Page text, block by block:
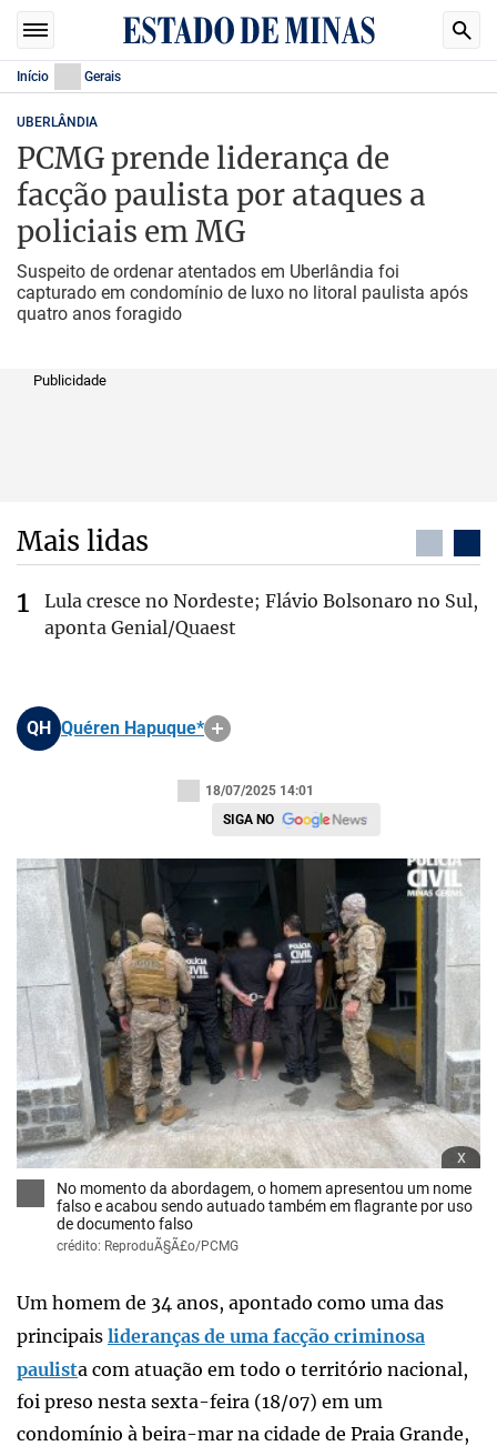
Início Gerais
UBERLÂNDIA
PCMG prende liderança de
facção paulista por ataques a
policiais em MG
Suspeito de ordenar atentados em Uberlândia foi
capturado em condomínio de luxo no litoral paulista após
quatro anos foragido
Publicidade
Mais lidas
Lula cresce no Nordeste; Flávio Bolsonaro no Sul,
aponta Genial/Quaest
QH Quéren Hapuque*
18/07/2025 14:01
SIGA NO
x
No momento da abordagem, o homem apresentou um nome
falso e acabou sendo autuado também em flagrante por uso
de documento falso
crédito: ReproduÃ§Ã£o/PCMG
Um homem de 34 anos, apontado como uma das
principais lideranças de uma facção criminosa
paulista com atuação em todo o território nacional,
foi preso nesta sexta-feira (18/07) em um
condomínio à beira-mar na cidade de Praia Grande,